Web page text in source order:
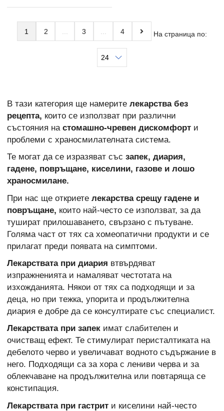
1 2 3 4 На страница по:
В тази категория ще намерите лекарства без
рецепта, които се използват при различни
състояния настомашно-чревен дискомфорт и
проблеми с храносмилателната система.
Те могат да се изразяват със запек, диария,
гадене, повръщане, киселини, газове и лошо
храносмилане.
При нас ще откриете лекарства срещу гадене и
повръщане, които най-често се използват, за да
тушират прилошаването, свързано с пътуване.
Голяма част от тях са хомеопатични продукти и се
прилагат преди появата на симптоми.
Лекарствата при диария втвърдяват
изпражненията и намаляват честотата на
изхожданията. Някои от тях са подходящи и за
деца, но при тежка, упорита и продължителна
диария е добре да се консултирате със специалист.
Лекарствата при запек имат слабителен и
очистващ ефект. Те стимулират перисталтиката на
дебелото черво и увеличават водното съдържание в
него. Подходящи са за хора с лениви черва и за
облекчаване на продължителна или повтаряща се
констипация.
Лекарствата при гастрит и киселини най-често